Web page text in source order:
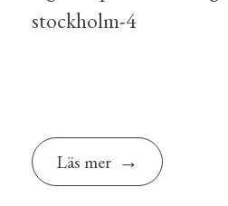
Läs mer